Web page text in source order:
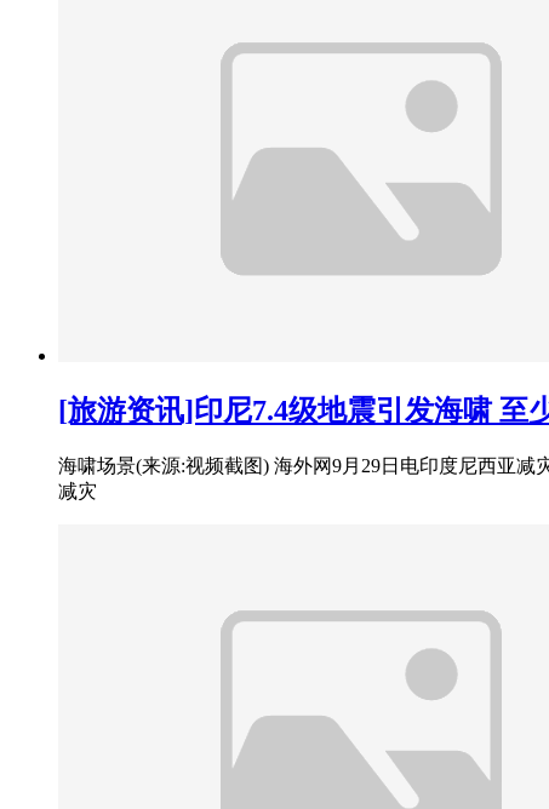
[旅游资讯]印尼7.4级地震引发海啸 至
海啸场景(来源:视频截图) 海外网9月29日电印度尼西亚
减灾